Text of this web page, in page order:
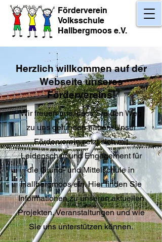
​Förderverein
Volksschule
Hallbergmoos e.V.
Herzlich willkommen auf der
Webseite unseres
Fördervereins!
Wir freuen uns, dass Sie den Weg
zu uns gefunden haben. Unser
Förderverein setzt sich mit
Leidenschaft und Engagement für
die Grund- und Mittelschule in
Hallbergmoos ein. Hier finden Sie
Informationen zu unseren aktuellen
Projekten, Veranstaltungen und wie
Sie uns unterstützen können.